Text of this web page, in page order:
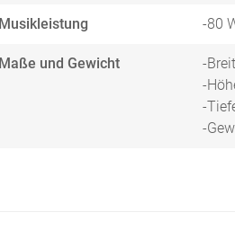
Musikleistung -80
Maße und Gewicht
-
-
-
-